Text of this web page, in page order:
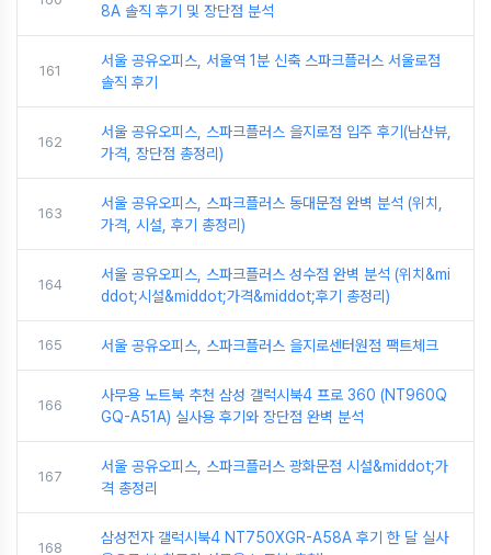
8A 솔직 후기 및 장단점 분석
161
서울 공유오피스, 서울역 1분 신축 스파크플러스 서울로점
솔직 후기
162
서울 공유오피스, 스파크플러스 을지로점 입주 후기(남산뷰,
가격, 장단점 총정리)
163
서울 공유오피스, 스파크플러스 동대문점 완벽 분석 (위치,
가격, 시설, 후기 총정리)
164
서울 공유오피스, 스파크플러스 성수점 완벽 분석 (위치&mi
ddot;시설&middot;가격&middot;후기 총정리)
165 서울 공유오피스, 스파크플러스 을지로센터원점 팩트체크
166
사무용 노트북 추천 삼성 갤럭시북4 프로 360 (NT960Q
GQ-A51A) 실사용 후기와 장단점 완벽 분석
167
서울 공유오피스, 스파크플러스 광화문점 시설&middot;가
격 총정리
168
삼성전자 갤럭시북4 NT750XGR-A58A 후기 한 달 실사